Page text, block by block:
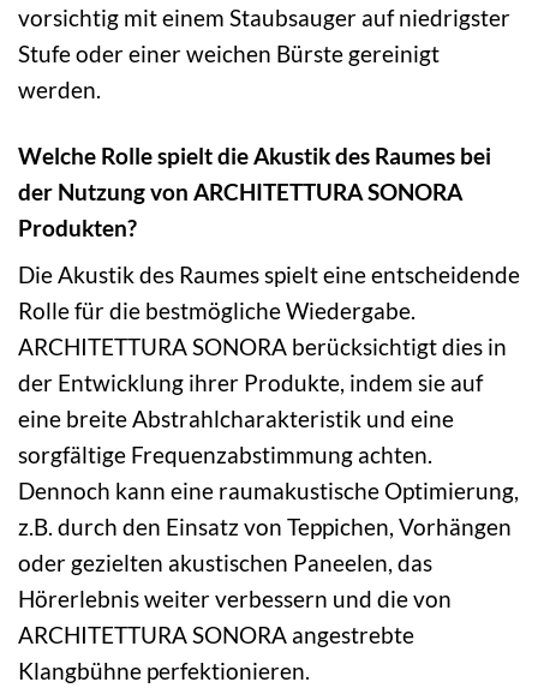
vorsichtig mit einem Staubsauger auf niedrigster
Stufe oder einer weichen Bürste gereinigt
werden.
Welche Rolle spielt die Akustik des Raumes bei
der Nutzung von ARCHITETTURA SONORA
Produkten?
Die Akustik des Raumes spielt eine entscheidende
Rolle für die bestmögliche Wiedergabe.
ARCHITETTURA SONORA berücksichtigt dies in
der Entwicklung ihrer Produkte, indem sie auf
eine breite Abstrahlcharakteristik und eine
sorgfältige Frequenzabstimmung achten.
Dennoch kann eine raumakustische Optimierung,
z.B. durch den Einsatz von Teppichen, Vorhängen
oder gezielten akustischen Paneelen, das
Hörerlebnis weiter verbessern und die von
ARCHITETTURA SONORA angestrebte
Klangbühne perfektionieren.